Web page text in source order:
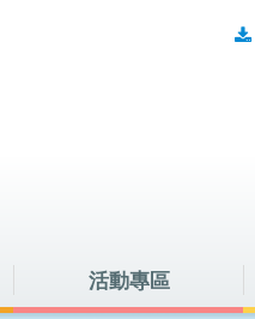
活動專區